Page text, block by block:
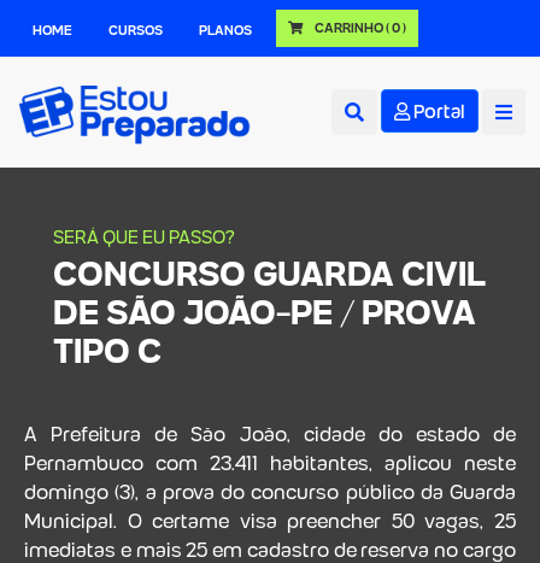
HOME CURSOS PLANOS CARRINHO( 0 )
Portal
SERÁ QUE EU PASSO?
CONCURSO GUARDA CIVIL
DE SÃO JOÃO-PE / PROVA
TIPO C
A Prefeitura de São João, cidade do estado de
Pernambuco com 23.411 habitantes, aplicou neste
domingo (3), a prova do concurso público da Guarda
Municipal. O certame visa preencher 50 vagas, 25
imediatas e mais 25 em cadastro de reserva no cargo